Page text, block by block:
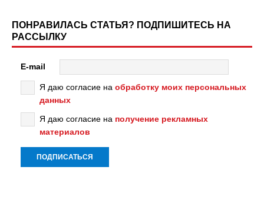
ПОНРАВИЛАСЬ СТАТЬЯ? ПОДПИШИТЕСЬ НА
РАССЫЛКУ
E-mail
Я даю согласие на обработку моих персональных
данных
Я даю согласие на получение рекламных
материалов